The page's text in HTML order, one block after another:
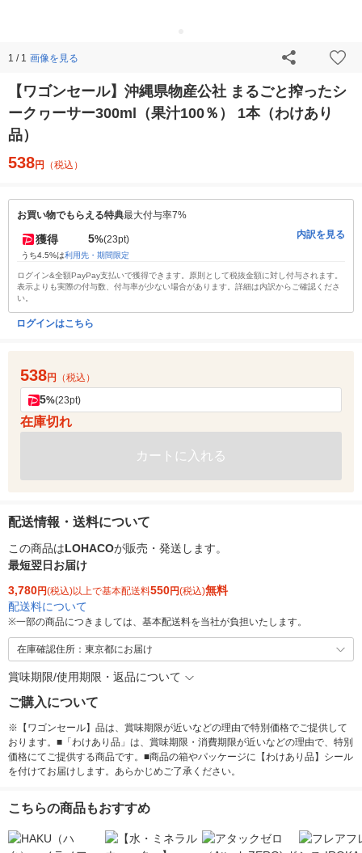
1 / 1 画像を見る
【ワゴンセール】沖縄県物産公社 まるごと搾ったシ
ークヮーサー300ml（果汁100％） 1本（わけあり
品）
538円 （税込）
お買い物でもらえる特典最大付与率7%
獲得 5%(23pt)
うち4.5%は利用先・期間限定
内訳を見る
ログイン&全額PayPay支払いで獲得できます。原則として税抜金額に対し付与されます。
表示よりも実際の付与数、付与率が少ない場合があります。詳細は内訳からご確認くださ
い。
ログインはこちら
538円 （税込）
5%(23pt)
在庫切れ
カートに入れる
配送情報・送料について
この商品はLOHACOが販売・発送します。
最短翌日お届け
3,780円(税込)以上で基本配送料550円(税込)無料
配送料について
※一部の商品につきましては、基本配送料を当社が負担いたします。
在庫確認住所：東京都にお届け
賞味期限/使用期限・返品について
ご購入について
※【ワゴンセール】品は、賞味期限が近いなどの理由で特別価格でご提供して
おります。■「わけあり品」は、賞味期限・消費期限が近いなどの理由で、特別
価格にてご提供する商品です。■商品の箱やパッケージに【わけあり品】シール
を付けてお届けします。あらかじめご了承ください。
こちらの商品もおすすめ